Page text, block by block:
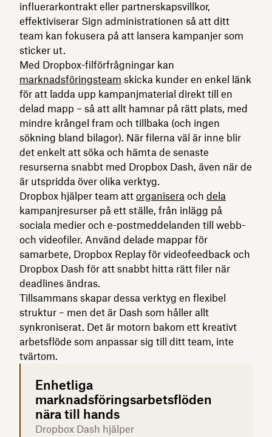
influerarkontrakt eller partnerskapsvillkor,
effektiviserar Sign administrationen så att ditt
team kan fokusera på att lansera kampanjer som
sticker ut.
Med Dropbox-filförfrågningar kan
marknadsföringsteam skicka kunder en enkel länk
för att ladda upp kampanjmaterial direkt till en
delad mapp – så att allt hamnar på rätt plats, med
mindre krångel fram och tillbaka (och ingen
sökning bland bilagor). När filerna väl är inne blir
det enkelt att söka och hämta de senaste
resurserna snabbt med Dropbox Dash, även när de
är utspridda över olika verktyg.
Dropbox hjälper team att organisera och dela
kampanjresurser på ett ställe, från inlägg på
sociala medier och e-postmeddelanden till webb-
och videofiler. Använd delade mappar för
samarbete, Dropbox Replay för videofeedback och
Dropbox Dash för att snabbt hitta rätt filer när
deadlines ändras.
Tillsammans skapar dessa verktyg en flexibel
struktur – men det är Dash som håller allt
synkroniserat. Det är motorn bakom ett kreativt
arbetsflöde som anpassar sig till ditt team, inte
tvärtom.
Enhetliga
marknadsföringsarbetsflöden
nära till hands
Dropbox Dash hjälper